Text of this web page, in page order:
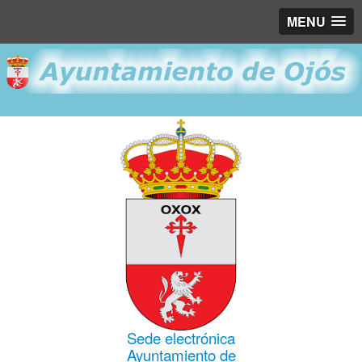
MENU
Sede electrónica
Ayuntamiento de